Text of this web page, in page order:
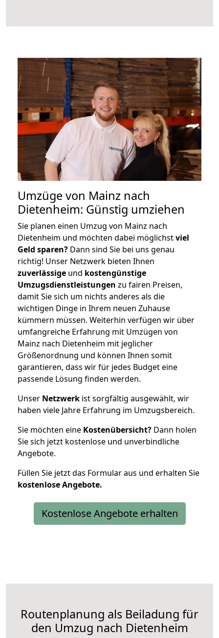
Umzüge von Mainz nach
Dietenheim: Günstig umziehen
Sie planen einen Umzug von Mainz nach
Dietenheim und möchten dabei möglichstviel
Geld sparen? Dann sind Sie bei uns genau
richtig! Unser Netzwerk bieten Ihnen
zuverlässige und kostengünstige
Umzugsdienstleistungen zu fairen Preisen,
damit Sie sich um nichts anderes als die
wichtigen Dinge in Ihrem neuen Zuhause
kümmern müssen. Weiterhin verfügen wir über
umfangreiche Erfahrung mit Umzügen von
Mainz nach Dietenheim mit jeglicher
Größenordnung und können Ihnen somit
garantieren, dass wir für jedes Budget eine
passende Lösung finden werden.
Unser Netzwerk ist sorgfältig ausgewählt, wir
haben viele Jahre Erfahrung im Umzugsbereich.
Sie möchten eine Kostenübersicht? Dann holen
Sie sich jetzt kostenlose und unverbindliche
Angebote.
Füllen Sie jetzt das Formular aus und erhalten Sie
kostenloseAngebote.
Kostenlose Angebote erhalten
Routenplanung als Beiladung für
den Umzug nach Dietenheim